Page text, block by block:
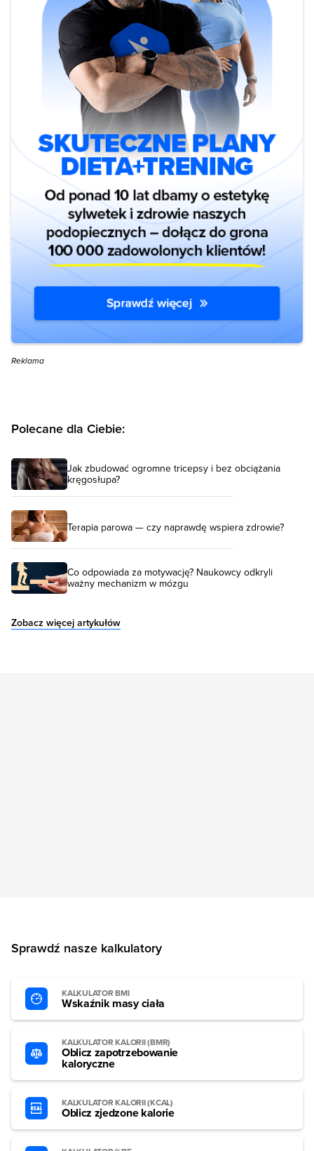
Reklama
Polecane dla Ciebie:
Jak zbudować ogromne tricepsy i bez obciążania
kręgosłupa?
Terapia parowa — czy naprawdę wspiera zdrowie?
Co odpowiada za motywację? Naukowcy odkryli
ważny mechanizm w mózgu
Zobacz więcej artykułów
Sprawdź nasze kalkulatory
KALKULATOR BMI
Wskaźnik masy ciała
KALKULATOR KALORII (BMR)
Oblicz zapotrzebowanie
kaloryczne
KALKULATOR KALORII (KCAL)
Oblicz zjedzone kalorie